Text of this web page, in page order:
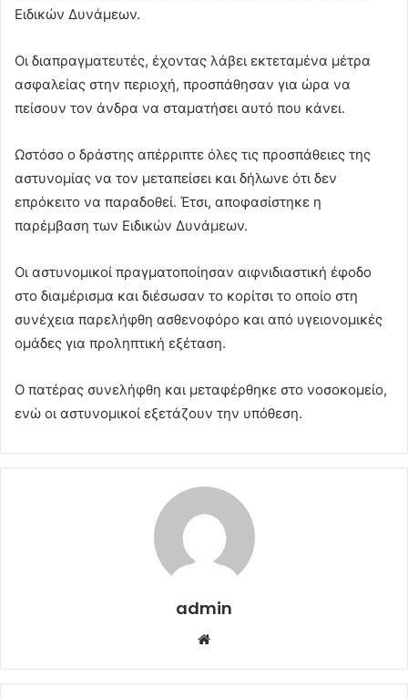
Ειδικών Δυνάμεων.
Οι διαπραγματευτές, έχοντας λάβει εκτεταμένα μέτρα
ασφαλείας στην περιοχή, προσπάθησαν για ώρα να
πείσουν τον άνδρα να σταματήσει αυτό που κάνει.
Ωστόσο ο δράστης απέρριπτε όλες τις προσπάθειες της
αστυνομίας να τον μεταπείσει και δήλωνε ότι δεν
επρόκειτο να παραδοθεί. Έτσι, αποφασίστηκε η
παρέμβαση των Ειδικών Δυνάμεων.
Οι αστυνομικοί πραγματοποίησαν αιφνιδιαστική έφοδο
στο διαμέρισμα και διέσωσαν το κορίτσι το οποίο στη
συνέχεια παρελήφθη ασθενοφόρο και από υγειονομικές
ομάδες για προληπτική εξέταση.
Ο πατέρας συνελήφθη και μεταφέρθηκε στο νοσοκομείο,
ενώ οι αστυνομικοί εξετάζουν την υπόθεση.
admin